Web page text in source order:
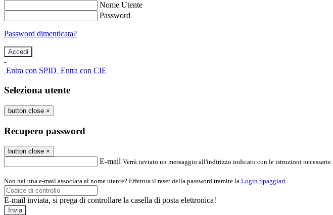
Nome Utente
Password
Password dimenticata?
-
Entra con SPID Entra con CIE
Seleziona utente
button close ×
Recupero password
button close ×
E-mail Verrà inviato un messaggio all'indirizzo indicato con le istruzioni necessarie.
Non hai una e-mail associata al nome utente? Effettua il reset della password tramite la Login Spaggiari
E-mail inviata, si prega di controllare la casella di posta elettronica!